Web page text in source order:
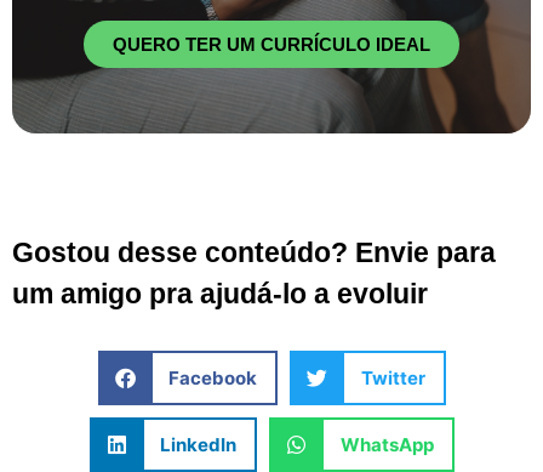
QUERO TER UM CURRÍCULO IDEAL
Gostou desse conteúdo? Envie para
um amigo pra ajudá-lo a evoluir
Facebook Twitter
LinkedIn WhatsApp